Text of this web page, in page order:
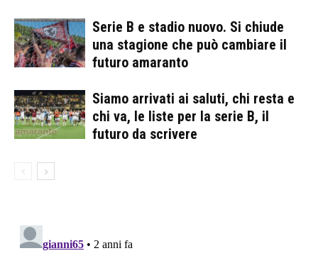
Serie B e stadio nuovo. Si chiude
una stagione che può cambiare il
futuro amaranto
Siamo arrivati ai saluti, chi resta e
chi va, le liste per la serie B, il
futuro da scrivere